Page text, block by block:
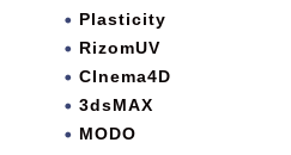
Plasticity
RizomUV
CInema4D
3dsMAX
MODO